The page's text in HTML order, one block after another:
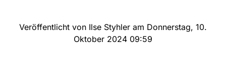
Veröffentlicht von Ilse Styhler am Donnerstag, 10.
Oktober 2024 09:59